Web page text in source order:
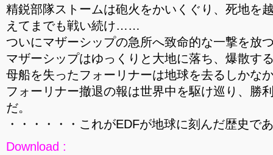
精鋭部隊ストームは砲火をかいくぐり、死地を
えてまでも戦い続け……
ついにマザーシップの急所へ致命的な一撃を放
マザーシップはゆっくりと大地に落ち、爆散す
母船を失ったフォーリナーは地球を去るしかな
フォーリナー撤退の報は世界中を駆け巡り、勝
だ。
・・・・・・これがEDFが地球に刻んだ歴史で
Download :